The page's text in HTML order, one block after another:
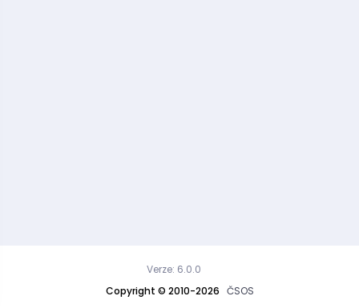
Copyright © 2010-2026 ČSOS
Verze: 6.0.0